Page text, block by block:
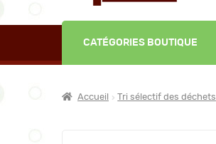
CATÉGORIES BOUTIQUE
Accueil Tri sélectif des déchets